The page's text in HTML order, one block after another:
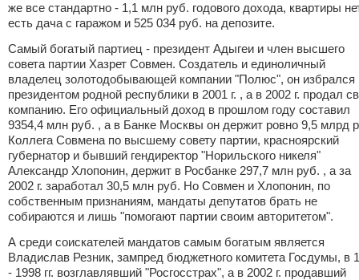
же все стандартно - 1,1 млн руб. годового дохода, квартиры
есть дача с гаражом и 525 034 руб. на депозите.
Самый богатый партиец - президент Адыгеи и член высшего
совета партии Хазрет Совмен. Создатель и единоличный
владелец золотодобывающей компании "Полюс", он избрался
президентом родной республики в 2001 г. , а в 2002 г. продал
компанию. Его официальный доход в прошлом году составил
9354,4 млн руб. , а в Банке Москвы он держит ровно 9,5 млрд
Коллега Совмена по высшему совету партии, красноярский
губернатор и бывший гендиректор "Норильского никеля"
Александр Хлопонин, держит в Росбанке 297,7 млн руб. , а за
2002 г. заработал 30,5 млн руб. Но Совмен и Хлопонин, по
собственным признаниям, мандаты депутатов брать не
собираются и лишь "помогают партии своим авторитетом".
А среди соискателей мандатов самым богатым является
Владислав Резник, зампред бюджетного комитета Госдумы, в
- 1998 гг. возглавлявший "Росгосстрах", а в 2002 г. продавший